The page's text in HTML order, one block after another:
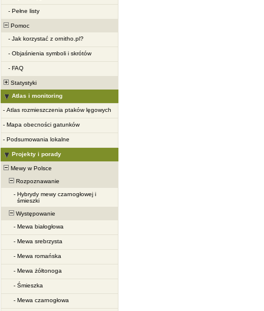
- Pełne listy
Pomoc
- Jak korzystać z ornitho.pl?
- Objaśnienia symboli i skrótów
- FAQ
Statystyki
Atlas i monitoring
- Atlas rozmieszczenia ptaków lęgowych
- Mapa obecności gatunków
- Podsumowania lokalne
Projekty i porady
Mewy w Polsce
Rozpoznawanie
- Hybrydy mewy czarnogłowej i
śmieszki
Występowanie
- Mewa białogłowa
- Mewa srebrzysta
- Mewa romańska
- Mewa żółtonoga
- Śmieszka
- Mewa czarnogłowa